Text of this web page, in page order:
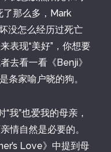
了那么多，Mark
没怎么经历过死亡
表现“美好”，你想要
去看一看《Benji》
家喻户晓的狗。
我”也爱我的母亲，
情自然是必要的。
Love》中提到母